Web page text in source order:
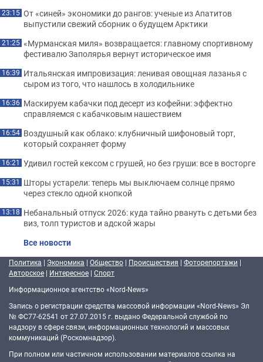
23:15 От «синей» экономики до рангов: ученые из Апатитов
выпустили свежий сборник о будущем Арктики
21:25 «Мурманская миля» возвращается: главному спортивному
фестивалю Заполярья вернут историческое имя
16:39 Итальянская импровизация: ленивая овощная лазанья с
сыром из того, что нашлось в холодильнике
16:36 Маскируем кабачки под десерт из кофейни: эффектно
справляемся с кабачковым нашествием
16:54 Воздушный как облако: клубничный шифоновый торт,
который сохраняет форму
16:21 Удивил гостей кексом с грушей, но без груши: все в восторге
15:31 Шторы устарели: теперь мы выключаем солнце прямо
через стекло одной кнопкой
13:18 Небанальный отпуск 2026: куда тайно рвануть с детьми без
виз, толп туристов и адской жары
Все новости
Политика | Экономика | Общество | Происшествия | Фоторепортажи |
Авторское | Интересное | Спорт
Информационное агентство «Nord-News»
Запись о регистрации средства массовой информации «Nord-News» Эл
№ ФС77-62541 от 27.07.2015 г. выдано Федеральной службой по
надзору в сфере связи, информационных технологий и массовых
коммуникаций (Роскомнадзор).
При полном или частичном использовании материалов ссылка на